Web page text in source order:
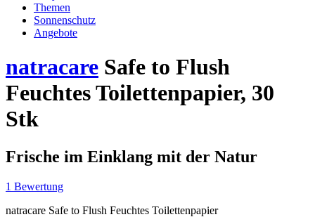
Themen
Sonnenschutz
Angebote
natracare Safe to Flush
Feuchtes Toilettenpapier, 30
Stk
Frische im Einklang mit der Natur
1 Bewertung
natracare Safe to Flush Feuchtes Toilettenpapier